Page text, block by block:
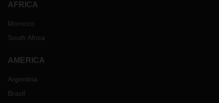
AFRICA
Morocco
South Africa
AMERICA
Argentina
Brazil